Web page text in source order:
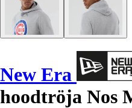
New Era
hoodtröja Nos